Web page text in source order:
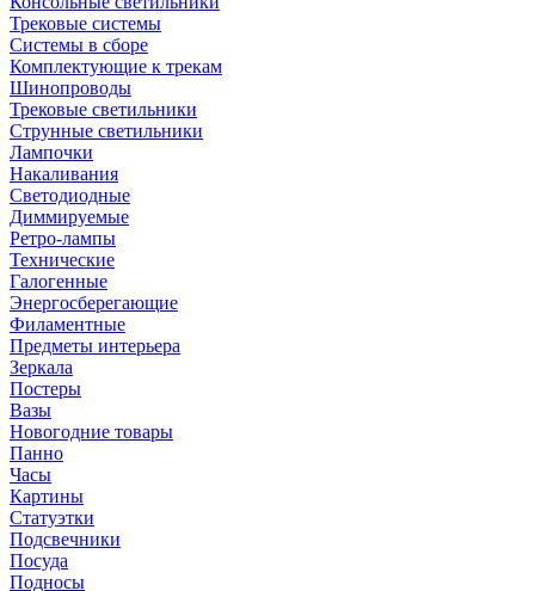
Трековые системы
Системы в сборе
Комплектующие к трекам
Шинопроводы
Трековые светильники
Струнные светильники
Лампочки
Накаливания
Светодиодные
Диммируемые
Ретро-лампы
Технические
Галогенные
Энергосберегающие
Филаментные
Предметы интерьера
Зеркала
Постеры
Вазы
Новогодние товары
Панно
Часы
Картины
Статуэтки
Подсвечники
Посуда
Подносы